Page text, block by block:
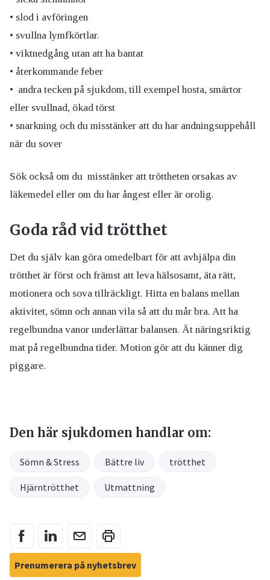
• slod i avföringen
• svullna lymfkörtlar.
• viktnedgång utan att ha bantat
• återkommande feber
• andra tecken på sjukdom, till exempel hosta, smärtor
eller svullnad, ökad törst
• snarkning och du misstänker att du har andningsuppehåll
när du sover
Sök också om du misstänker att tröttheten orsakas av
läkemedel eller om du har ångest eller är orolig.
Goda råd vid trötthet
Det du själv kan göra omedelbart för att avhjälpa din
trötthet är först och främst att leva hälsosamt, äta rätt,
motionera och sova tillräckligt. Hitta en balans mellan
aktivitet, sömn och annan vila så att du mår bra. Att ha
regelbundna vanor underlättar balansen. Ät näringsriktig
mat på regelbundna tider. Motion gör att du känner dig
piggare.
Den här sjukdomen handlar om:
Sömn & Stress Bättre liv trötthet
Hjärntrötthet Utmattning
Prenumerera på nyhetsbrev